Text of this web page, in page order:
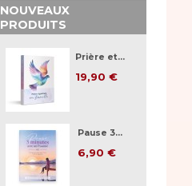
NOUVEAUX
PRODUITS
Prière et...
19,90 €
Pause 3...
6,90 €